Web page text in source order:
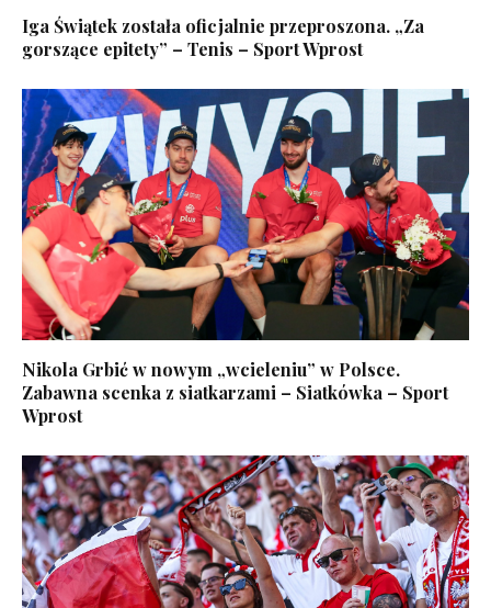
Iga Świątek została oficjalnie przeproszona. „Za
gorszące epitety” – Tenis – Sport Wprost
Nikola Grbić w nowym „wcieleniu” w Polsce.
Zabawna scenka z siatkarzami – Siatkówka – Sport
Wprost